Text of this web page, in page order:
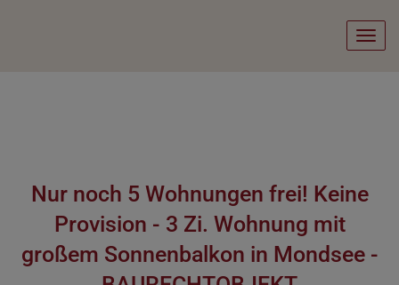
Nur noch 5 Wohnungen frei! Keine
Provision - 3 Zi. Wohnung mit
großem Sonnenbalkon in Mondsee -